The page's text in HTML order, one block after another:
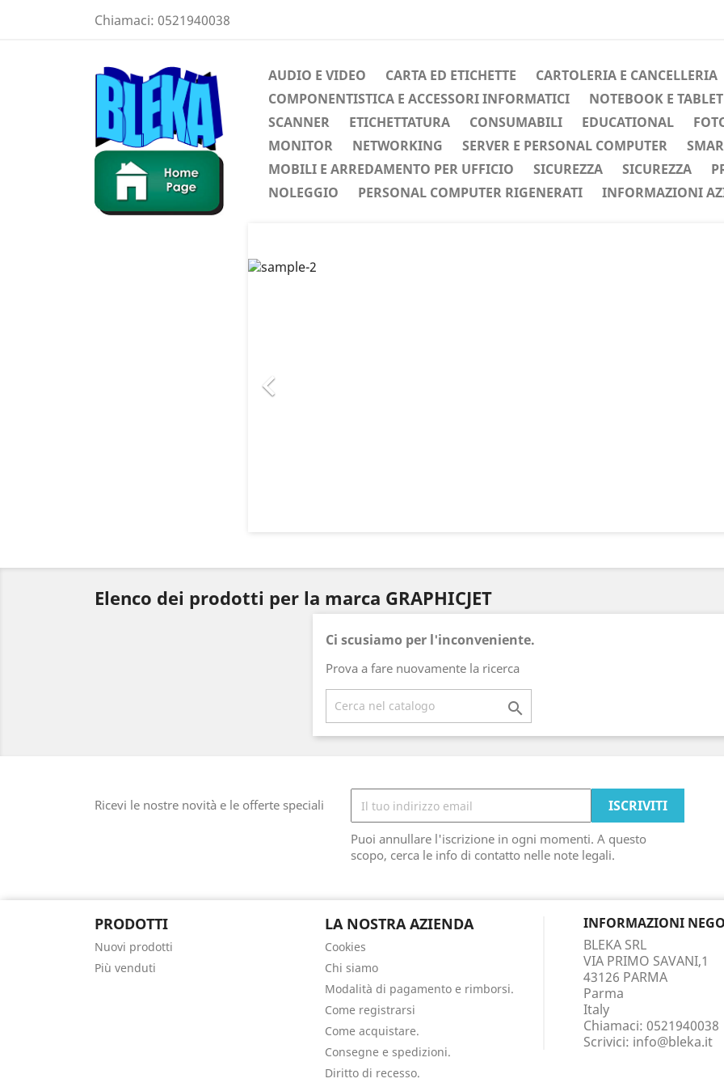
Chiamaci: 0521940038
AUDIO E VIDEO CARTA ED ETICHETTE
CARTOLERIA E CANCELLERIA
COMPONENTISTICA E ACCESSORI INFORMATICI
NOTEBOOK E TABLET
SCANNER
ETICHETTATURA CONSUMABILI EDUCATIONAL
MONITOR
NETWORKING SERVER E PERSONAL COMPUTER
MOBILI E ARREDAMENTO PER UFFICIO
SICUREZZA SICUREZZA
NOLEGGIO
PERSONAL COMPUTER RIGENERATI INFORMAZIONI

Elenco dei prodotti per la marca GRAPHICJET
Ci scusiamo per l'inconveniente.
Prova a fare nuovamente la ricerca

Ricevi le nostre novità e le offerte speciali
Puoi annullare l'iscrizione in ogni momenti. A questo
scopo, cerca le info di contatto nelle note legali.
PRODOTTI
Nuovi prodotti
Più venduti
LA NOSTRA AZIENDA
Cookies
Chi siamo
Modalità di pagamento e rimborsi.
Come registrarsi
Come acquistare.
Consegne e spedizioni.
Diritto di recesso.
INFORMAZIONI
BLEKA SRL
VIA PRIMO SAVANI,1
43126 PARMA
Parma
Italy
Chiamaci: 0521940038
Scrivici: info@bleka.it